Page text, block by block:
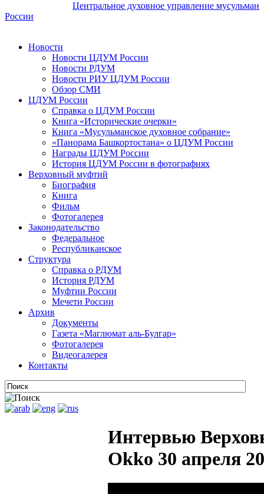
Центральное духовное управление мусульман
России
Новости
Новости ЦДУМ России
Новости РДУМ
Новости РИУ ЦДУМ России
Обзор СМИ
ЦДУМ России
Справка о ЦДУМ России
Книга «Исторические очерки»
Книга «Мусульманское духовное собрание»
«Панорама Башкортостана» о ЦДУМ России
Награды ЦДУМ России
История ЦДУМ России в фотографиях
Верховный муфтий
Биография
Книга
Фильм
Фотогалерея
Законодательство
Федеральное
Республиканское
Структура
Справка о РДУМ
История РДУМ
Муфтии России
Мечети России
Архив
Документы
Газета «Маглюмат аль-Булгар»
Фотогалерея
Видеогалерея
Контакты
Интервью
Okko 30 апреля